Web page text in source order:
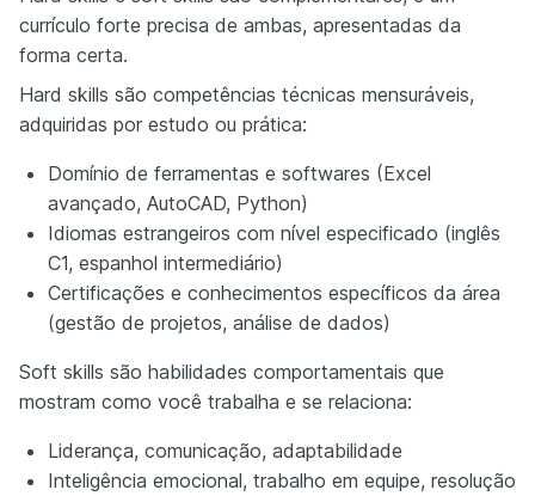
currículo forte precisa de ambas, apresentadas da
forma certa.
Hard skills são competências técnicas mensuráveis,
adquiridas por estudo ou prática:
Domínio de ferramentas e softwares (Excel
avançado, AutoCAD, Python)
Idiomas estrangeiros com nível especificado (inglês
C1, espanhol intermediário)
Certificações e conhecimentos específicos da área
(gestão de projetos, análise de dados)
Soft skills são habilidades comportamentais que
mostram como você trabalha e se relaciona:
Liderança, comunicação, adaptabilidade
Inteligência emocional, trabalho em equipe, resolução